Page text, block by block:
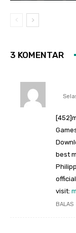
3 KOMENTAR
best
visit:
BALAS